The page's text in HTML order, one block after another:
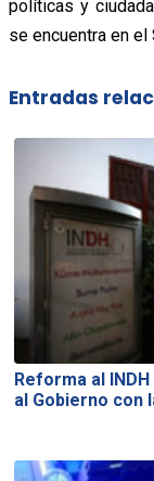
políticas y
se encuentra en el
Entradas
Reforma al
al Gobierno con